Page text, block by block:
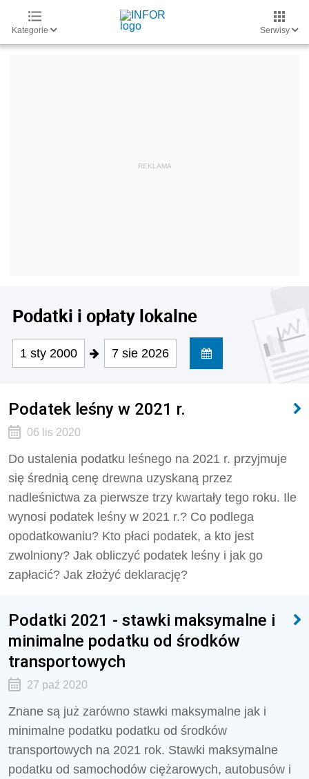
Kategorie Serwisy
Podatki i opłaty lokalne
1 sty 2000 7 sie 2026
Podatek leśny w 2021 r.
06 lis 2020
Do ustalenia podatku leśnego na 2021 r. przyjmuje
się średnią cenę drewna uzyskaną przez
nadleśnictwa za pierwsze trzy kwartały tego roku. Ile
wynosi podatek leśny w 2021 r.? Co podlega
opodatkowaniu? Kto płaci podatek, a kto jest
zwolniony? Jak obliczyć podatek leśny i jak go
zapłacić? Jak złożyć deklarację?
Podatki 2021 - stawki maksymalne i
minimalne podatku od środków
transportowych
27 paź 2020
Znane są już zarówno stawki maksymalne jak i
minimalne podatku podatku od środków
transportowych na 2021 rok. Stawki maksymalne
podatku od samochodów ciężarowych, autobusów i